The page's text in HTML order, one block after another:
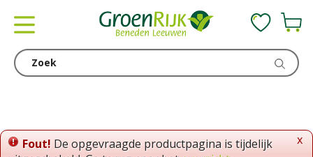
o
x
Fout! De opgevraagde productpagina is tijdelijk